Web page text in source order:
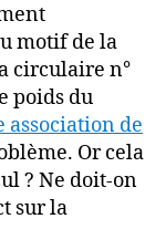
motif de la
circulaire n°
poids du
association de
Or cela
? Ne doit-on
sur la